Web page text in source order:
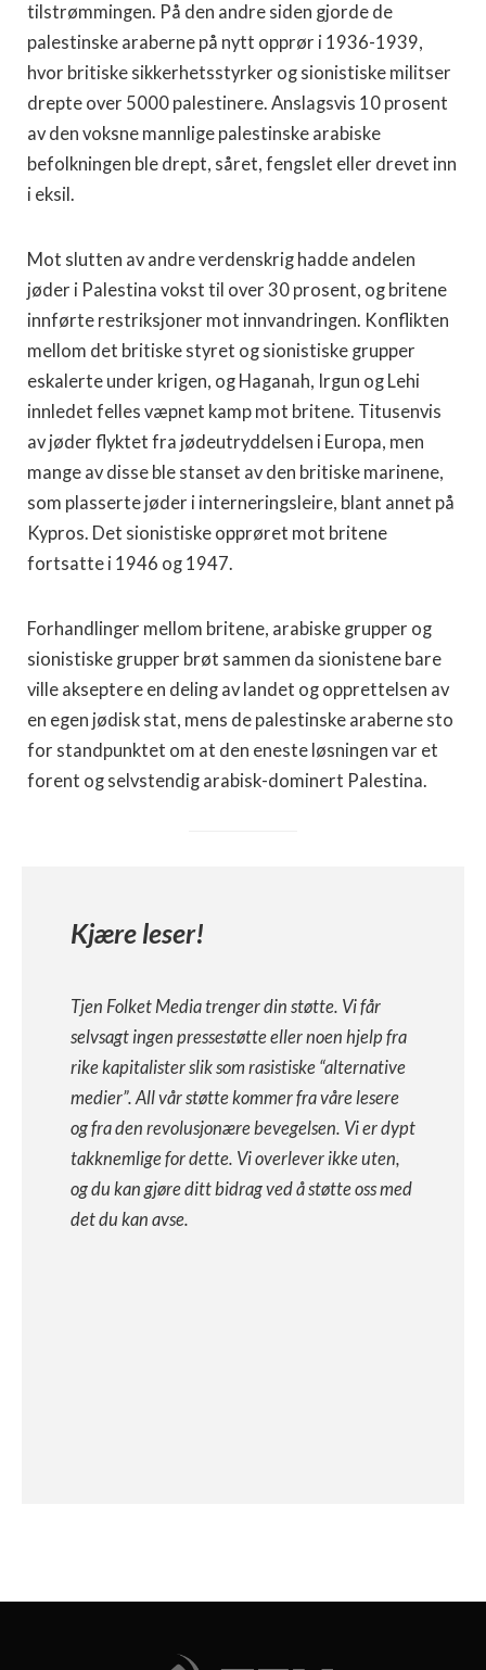
tilstrømmingen. På den andre siden gjorde de
palestinske araberne på nytt opprør i 1936-1939,
hvor britiske sikkerhetsstyrker og sionistiske militser
drepte over 5000 palestinere. Anslagsvis 10 prosent
av den voksne mannlige palestinske arabiske
befolkningen ble drept, såret, fengslet eller drevet inn
i eksil.
Mot slutten av andre verdenskrig hadde andelen
jøder i Palestina vokst til over 30 prosent, og britene
innførte restriksjoner mot innvandringen. Konflikten
mellom det britiske styret og sionistiske grupper
eskalerte under krigen, og Haganah, Irgun og Lehi
innledet felles væpnet kamp mot britene. Titusenvis
av jøder flyktet fra jødeutryddelsen i Europa, men
mange av disse ble stanset av den britiske marinene,
som plasserte jøder i interneringsleire, blant annet på
Kypros. Det sionistiske opprøret mot britene
fortsatte i 1946 og 1947.
Forhandlinger mellom britene, arabiske grupper og
sionistiske grupper brøt sammen da sionistene bare
ville akseptere en deling av landet og opprettelsen av
en egen jødisk stat, mens de palestinske araberne sto
for standpunktet om at den eneste løsningen var et
forent og selvstendig arabisk-dominert Palestina.
Kjære leser!
Tjen Folket Media trenger din støtte. Vi får
selvsagt ingen pressestøtte eller noen hjelp fra
rike kapitalister slik som rasistiske “alternative
medier”. All vår støtte kommer fra våre lesere
og fra den revolusjonære bevegelsen. Vi er dypt
takknemlige for dette. Vi overlever ikke uten,
og du kan gjøre ditt bidrag ved å støtte oss med
det du kan avse.